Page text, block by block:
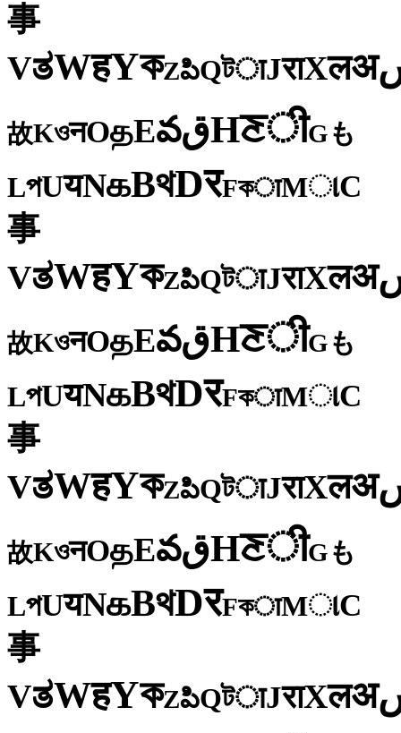
事
VತWहYকZపిQটाJराXलअ
故KওनOதEవقHਣीGも
LপUयNகBথDरFকाMાC
事
VತWहYকZపిQটाJराXलअ
故KওनOதEవقHਣीGも
LপUयNகBথDरFকाMાC
事
VತWहYকZపిQটाJराXलअ
故KওनOதEవقHਣीGも
LপUयNகBথDरFকाMાC
事
VತWहYকZపిQটाJराXलअ